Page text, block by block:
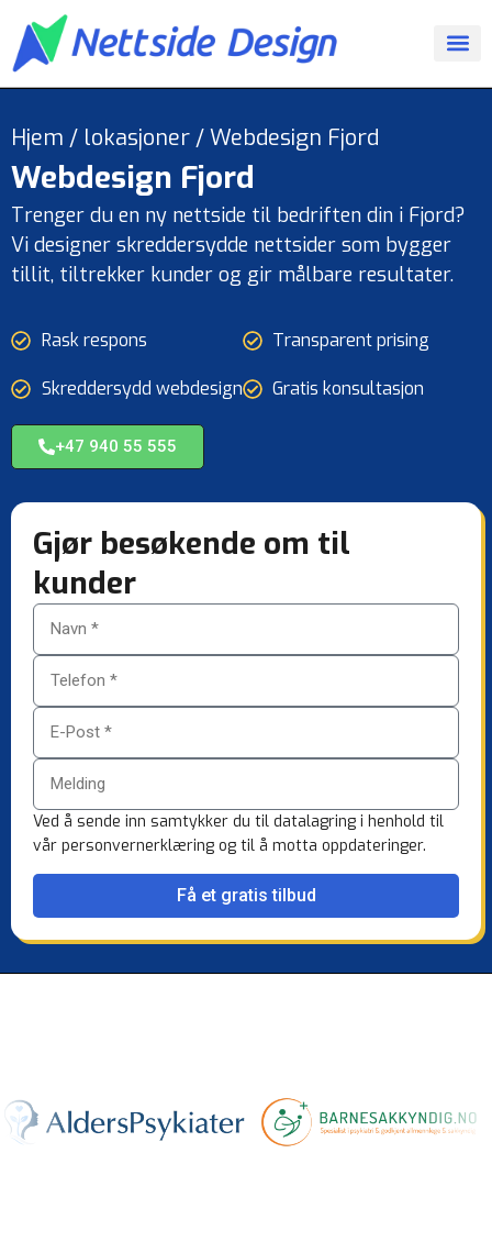
Hjem / lokasjoner /Webdesign Fjord
Webdesign Fjord
Trenger du en ny nettside til bedriften din i Fjord?
Vi designer skreddersydde nettsider som bygger
tillit, tiltrekker kunder og gir målbare resultater.
Rask respons
Skreddersydd webdesign
Transparent prising
Gratis konsultasjon
+47 940 55 555
Gjør besøkende om til
kunder
Ved å sende inn samtykker du til datalagring i henhold til
vår personvernerklæring og til å motta oppdateringer.
Få et gratis tilbud